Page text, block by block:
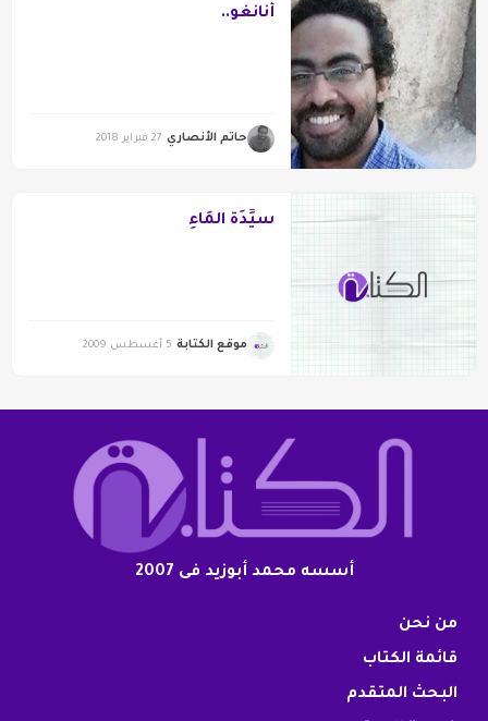
أنانغو..
حاتم الأنصاري 27 فبراير 2018
سيِّدَةُ المَاءِ
موقع الكتابة 5 أغسطس 2009
أسسه محمد أبوزيد فى 2007
من نحن
قائمة الكتاب
البحث المتقدم